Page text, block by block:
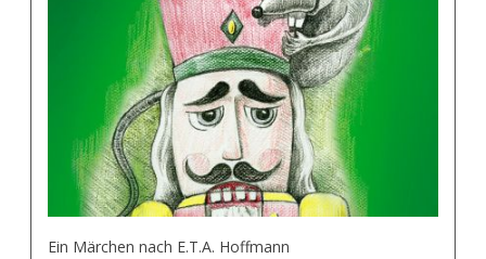
Ein Märchen nach E.T.A. Hoffmann